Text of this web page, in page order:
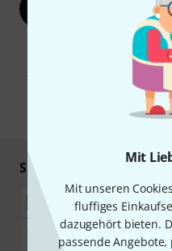
Mit
Mit unseren
fluffiges
dazugehört bieten.
passende
Jetzt
Mit Klick auf „Jetzt
Werbung und einer Messung
Abmeldung ist jederzeit
unseren
*
Sicher einkaufen &